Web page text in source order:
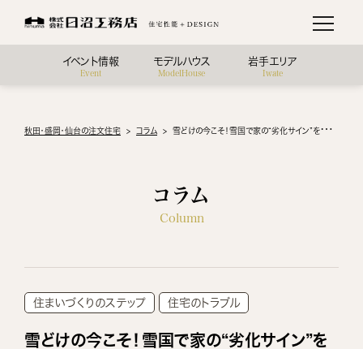
イベント情報
Event
モデルハウス
ModelHouse
岩手エリア
Iwate
秋田・盛岡・仙台の注文住宅 コラム 雪どけの今こそ！雪国で家の“劣化サイン”をチェックする5つのポイント
コラム
Column
住まいづくりのステップ 住宅のトラブル
雪どけの今こそ！雪国で家の“劣化サイン”を